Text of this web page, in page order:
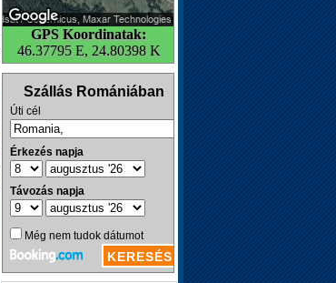
GPS Koordinatak:
46.37795 E, 24.80398 K